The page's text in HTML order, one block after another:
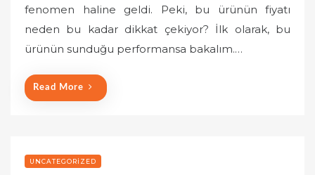
d
fenomen haline geldi. Peki, bu ürünün fiyatı
neden bu kadar dikkat çekiyor? İlk olarak, bu
ürünün sunduğu performansa bakalım.…
Read More
UNCATEGORIZED